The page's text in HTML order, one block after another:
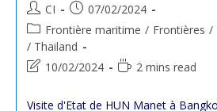
Post
author:
CI
Post
published:
07/02/2024
Post
category:
Frontière maritime / Frontières /
/ Thailand
Post
modified:
10/02/2024
Reading2 mins read
Visite d'Etat de HUN Manet à